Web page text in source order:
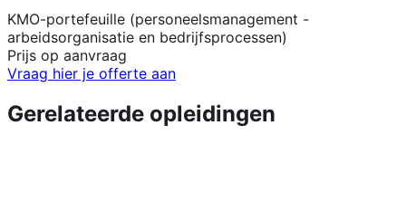
KMO-portefeuille (personeelsmanagement -
arbeidsorganisatie en bedrijfsprocessen)
Prijs op aanvraag
Vraag hier je offerte aan
Gerelateerde opleidingen